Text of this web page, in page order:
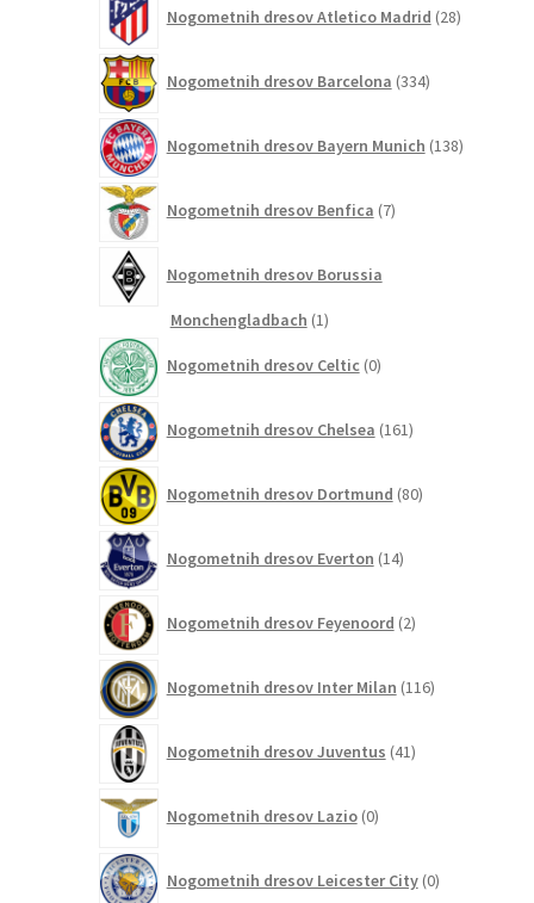
Nogometnih dresov Atletico Madrid 28izdelkov
Nogometnih dresov Barcelona 334izdelkov
Nogometnih dresov Bayern Munich 138izdelkov
Nogometnih dresov Benfica 7izdelkov
Nogometnih dresov Borussia
Monchengladbach 11
Nogometnih dresov Celtic 0izdelkov
Nogometnih dresov Chelsea 161izdelkov
Nogometnih dresov Dortmund 80izdelkov
Nogometnih dresov Everton 14izdelkov
Nogometnih dresov Feyenoord 2izdelka
Nogometnih dresov Inter Milan 116izdelkov
Nogometnih dresov Juventus 41izdelkov
Nogometnih dresov Lazio 0izdelkov
Nogometnih dresov Leicester City 0izdelkov